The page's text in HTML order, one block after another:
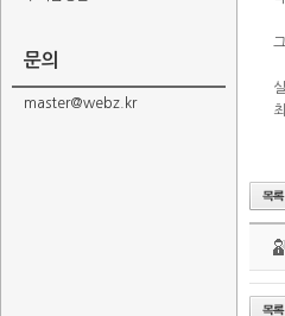
문의
master@webz.kr